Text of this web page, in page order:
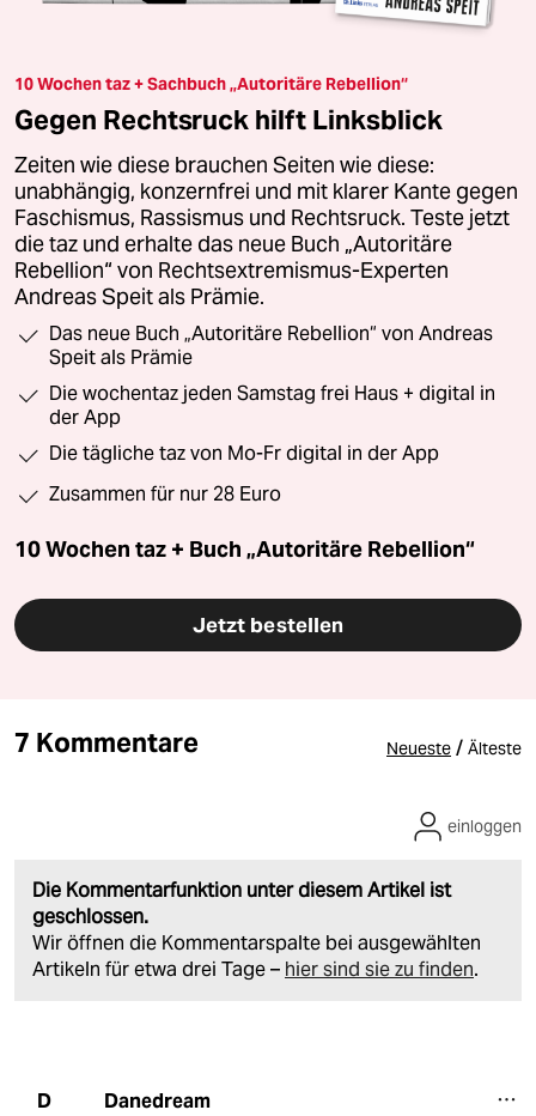
10 Wochen taz + Sachbuch „Autoritäre Rebellion“
Gegen Rechtsruck hilft Linksblick
Zeiten wie diese brauchen Seiten wie diese:
unabhängig, konzernfrei und mit klarer Kante gegen
Faschismus, Rassismus und Rechtsruck. Teste jetzt
die taz und erhalte das neue Buch „Autoritäre
Rebellion“ von Rechtsextremismus-Experten
Andreas Speit als Prämie.
Das neue Buch „Autoritäre Rebellion“ von Andreas
Speit als Prämie
Die wochentaz jeden Samstag frei Haus + digital in
der App
Die tägliche taz von Mo-Fr digital in der App
Zusammen für nur 28 Euro
10 Wochen taz + Buch „Autoritäre Rebellion“
Jetzt bestellen
7 Kommentare Neueste / Älteste
Die Kommentarfunktion unter diesem Artikel ist
geschlossen.
Wir öffnen die Kommentarspalte bei ausgewählten
Artikeln für etwa drei Tage – hier sind sie zu finden.
einloggen
D Danedream